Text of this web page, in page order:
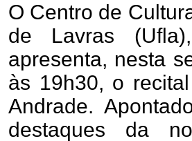
O Centro de
de Lavras
apresenta, nesta
às 19h30, o
Andrade.
destaques da